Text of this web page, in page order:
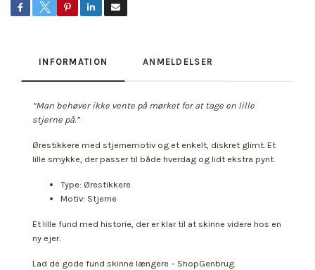
INFORMATION ANMELDELSER
“Man behøver ikke vente på mørket for at tage en lille
stjerne på.”
Ørestikkere med stjernemotiv og et enkelt, diskret glimt. Et
lille smykke, der passer til både hverdag og lidt ekstra pynt.
Type: Ørestikkere
Motiv: Stjerne
Et lille fund med historie, der er klar til at skinne videre hos en
ny ejer.
Lad de gode fund skinne længere – ShopGenbrug.